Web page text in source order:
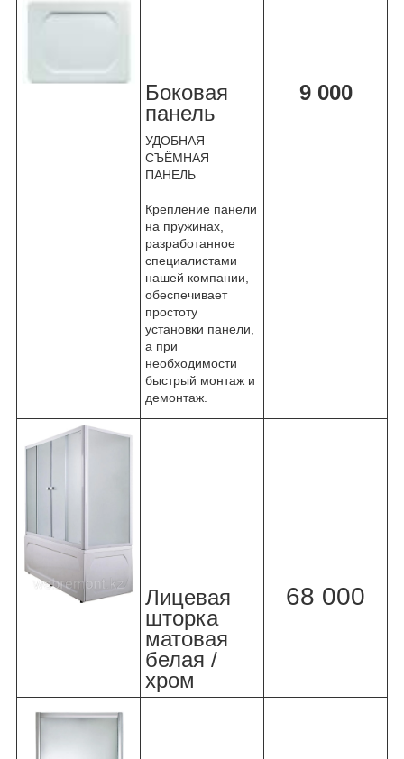
Боковая
панель
УДОБНАЯ
СЪЁМНАЯ
ПАНЕЛЬ
Крепление панели
на пружинах,
разработанное
специалистами
нашей компании,
обеспечивает
простоту
установки панели,
а при
необходимости
быстрый монтаж и
демонтаж.
9 000
Лицевая
шторка
матовая
белая /
хром
68 000